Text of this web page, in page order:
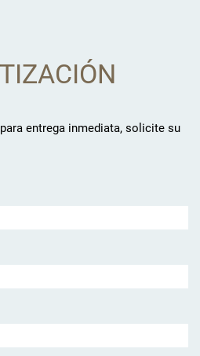
entrega inmediata, solicite su